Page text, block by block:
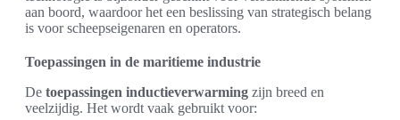
aan boord, waardoor het een beslissing van strategisch belang
is voor scheepseigenaren en operators.
Toepassingen in de maritieme industrie
De toepassingen inductieverwarming zijn breed en
veelzijdig. Het wordt vaak gebruikt voor: